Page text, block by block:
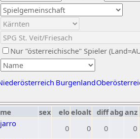
Nur "österreichische" Spieler
Burgenland
sex eloeloalt diffabg anz
0 0 0 0